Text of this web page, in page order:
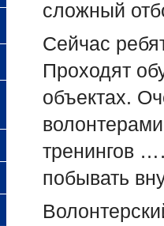
сложный
Сейчас
Проходят
объектах.
тренингов
побывать